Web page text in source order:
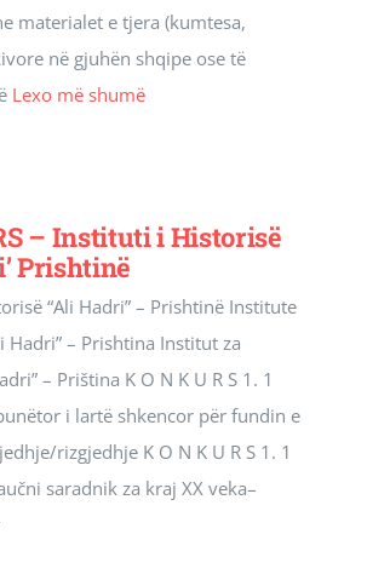
materialet e tjera (kumtesa,
në gjuhën shqipe ose të
Lexo më shumë
– Instituti i Historisë
Prishtinë
“Ali Hadri” – Prishtinë Institute
Hadri” – Prishtina Institut za
– Priština K O N K U R S 1. 1
i lartë shkencor për fundin e
rizgjedhje K O N K U R S 1. 1
saradnik za kraj XX veka–